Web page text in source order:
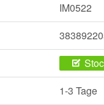
IM0522
1-3 Tage